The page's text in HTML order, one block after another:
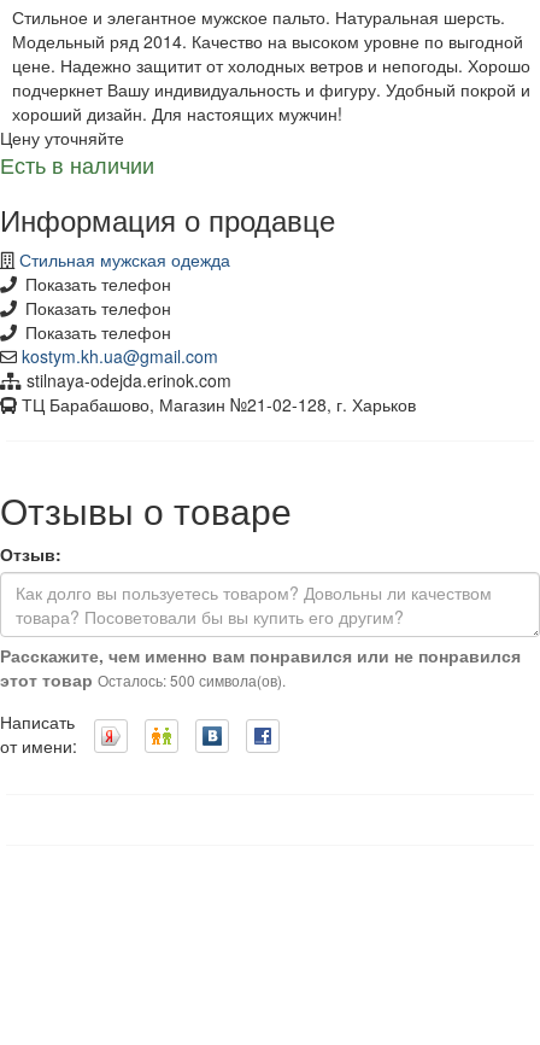
Стильное и элегантное мужское пальто. Натуральная шерсть.
Модельный ряд 2014. Качество на высоком уровне по выгодной
цене. Надежно защитит от холодных ветров и непогоды. Хорошо
подчеркнет Вашу индивидуальность и фигуру. Удобный покрой и
хороший дизайн. Для настоящих мужчин!
Цену уточняйте
Есть в наличии
Информация о продавце
Стильная мужская одежда
Показать телефон
Показать телефон
Показать телефон
kostym.kh.ua@gmail.com
stilnaya-odejda.erinok.com
ТЦ Барабашово, Магазин №21-02-128, г. Харьков
Отзывы о товаре
Отзыв:
Расскажите, чем именно вам понравился или не понравился
этот товар Осталось: 500 символа(ов).
Написать
от имени: